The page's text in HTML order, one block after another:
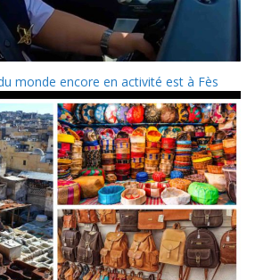
monde encore en activité est à Fès